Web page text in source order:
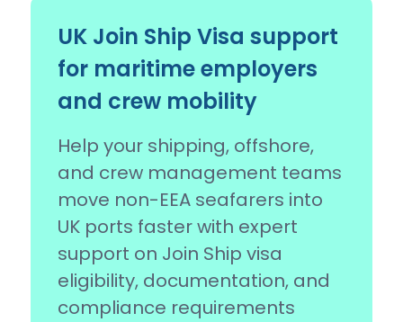
UK Join Ship Visa support
for maritime employers
and crew mobility
Help your shipping, offshore,
and crew management teams
move non-EEA seafarers into
UK ports faster with expert
support on Join Ship visa
eligibility, documentation, and
compliance requirements